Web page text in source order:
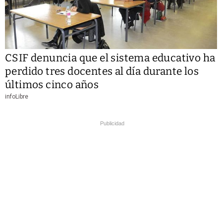
CSIF denuncia que el sistema educativo ha
perdido tres docentes al día durante los
últimos cinco años
infoLibre
Publicidad